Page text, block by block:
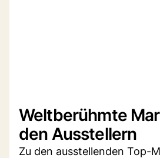
Weltberühmte
den Ausstellern
Zu den ausstellenden Top-